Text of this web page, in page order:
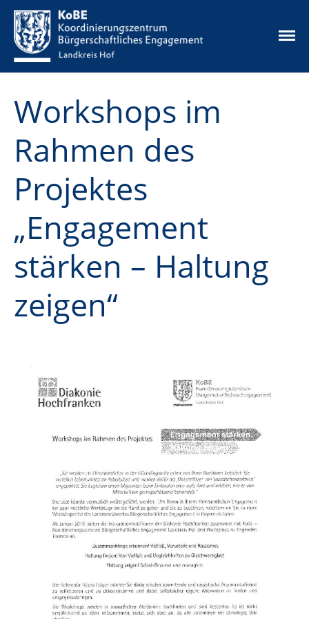
Unsere Angebote
Aktuelles
Ehrenamtskarte
Ehrenamtsbörse
Kontakt
Impressum
Workshops im
Rahmen des
Projektes
„Engagement
stärken – Haltung
zeigen“